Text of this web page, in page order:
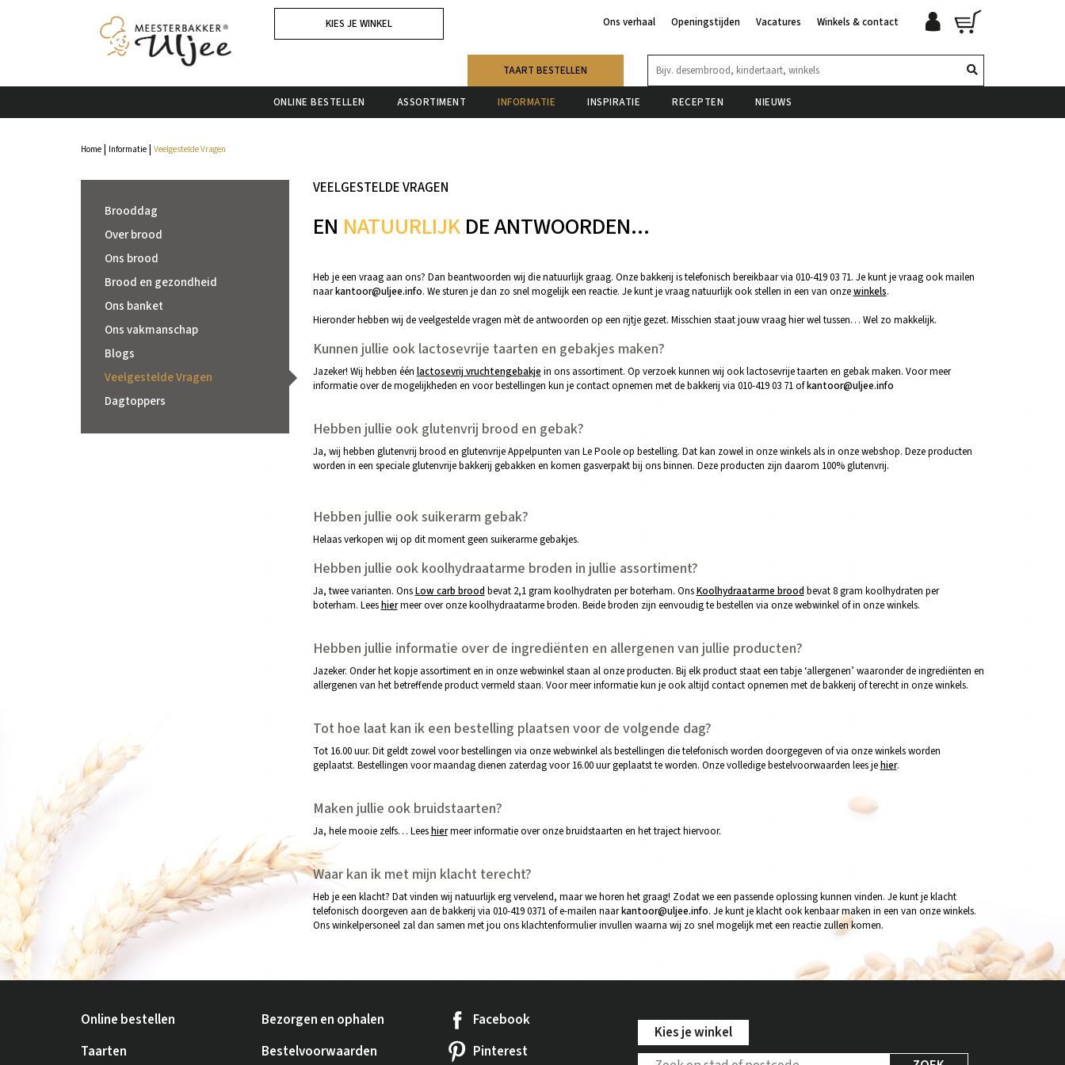
KIES JE WINKEL Ons verhaal Openingstijden Vacatures Winkels & contact
TAART BESTELLEN
ONLINE BESTELLEN ASSORTIMENT INFORMATIE INSPIRATIE RECEPTEN NIEUWS
Home | Informatie | Veelgestelde Vragen
Brooddag
Over brood
Ons brood
Brood en gezondheid
Ons banket
Ons vakmanschap
Blogs
Veelgestelde Vragen
Dagtoppers
VEELGESTELDE VRAGEN
EN NATUURLIJK DE ANTWOORDEN...
Heb je een vraag aan ons? Dan beantwoorden wij die natuurlijk graag. Onze bakkerij is telefonisch bereikbaar via 010-419 03 71. Je kunt je vraag ook mailen
naarkantoor@uljee.info. We sturen je dan zo snel mogelijk een reactie. Je kunt je vraag natuurlijk ook stellen in een van onzewinkels.
Hieronder hebben wij de veelgestelde vragen mèt de antwoorden op een rijtje gezet. Misschien staat jouw vraag hier wel tussen… Wel zo makkelijk.
Kunnen jullie ook lactosevrije taarten en gebakjes maken?
Jazeker! Wij hebben één lactosevrij vruchtengebakje in ons assortiment. Op verzoek kunnen wij ook lactosevrije taarten en gebak maken. Voor meer
informatie over de mogelijkheden en voor bestellingen kun je contact opnemen met de bakkerij via 010-419 03 71 ofkantoor@uljee.info
Hebben jullie ook glutenvrij brood en gebak?
Ja, wij hebben glutenvrij brood en glutenvrije Appelpunten van Le Poole op bestelling. Dat kan zowel in onze winkels als in onze webshop. Deze producten
worden in een speciale glutenvrije bakkerij gebakken en komen gasverpakt bij ons binnen. Deze producten zijn daarom 100% glutenvrij.
Hebben jullie ook suikerarm gebak?
Helaas verkopen wij op dit moment geen suikerarme gebakjes.
Hebben jullie ook koolhydraatarme broden in jullie assortiment?
Ja, twee varianten. OnsLow carb brood bevat 2,1 gram koolhydraten per boterham. OnsKoolhydraatarme brood bevat 8 gram koolhydraten per
boterham. Leeshiermeer over onze koolhydraatarme broden. Beide broden zijn eenvoudig te bestellen via onze webwinkel of in onze winkels.
Hebben jullie informatie over de ingrediënten en allergenen van jullie producten?
Jazeker. Onder het kopje assortiment en in onze webwinkel staan al onze producten. Bij elk product staat een tabje ‘allergenen’ waaronder de ingrediënten en
allergenen van het betreffende product vermeld staan. Voor meer informatie kun je ook altijd contact opnemen met de bakkerij of terecht in onze winkels.
Tot hoe laat kan ik een bestelling plaatsen voor de volgende dag?
Tot 16.00 uur. Dit geldt zowel voor bestellingen via onze webwinkel als bestellingen die telefonisch worden doorgegeven of via onze winkels worden
geplaatst. Bestellingen voor maandag dienen zaterdag voor 16.00 uur geplaatst te worden. Onze volledige bestelvoorwaarden lees jehier.
Maken jullie ook bruidstaarten?
Ja, hele mooie zelfs… Leeshiermeer informatie over onze bruidstaarten en het traject hiervoor.
Waar kan ik met mijn klacht terecht?
Heb je een klacht? Dat vinden wij natuurlijk erg vervelend, maar we horen het graag! Zodat we een passende oplossing kunnen vinden. Je kunt je klacht
telefonisch doorgeven aan de bakkerij via 010-419 0371 of e-mailen naarkantoor@uljee.info. Je kunt je klacht ook kenbaar maken in een van onze winkels.
Ons winkelpersoneel zal dan samen met jou ons klachtenformulier invullen waarna wij zo snel mogelijk met een reactie zullen komen.
Online bestellen
Taarten
Bezorgen en ophalen
Bestelvoorwaarden
Facebook
Pinterest
Kies je winkel